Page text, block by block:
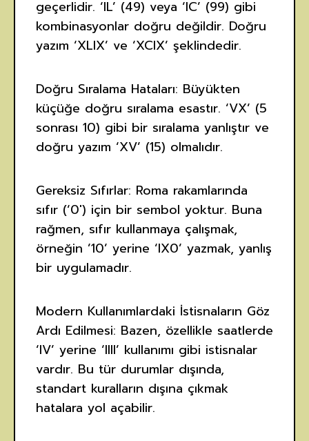
geçerlidir. ‘IL’ (49) veya ‘IC’ (99) gibi
kombinasyonlar doğru değildir. Doğru
yazım ‘XLIX’ ve ‘XCIX’ şeklindedir.
Doğru Sıralama Hataları: Büyükten
küçüğe doğru sıralama esastır. ‘VX’ (5
sonrası 10) gibi bir sıralama yanlıştır ve
doğru yazım ‘XV’ (15) olmalıdır.
Gereksiz Sıfırlar: Roma rakamlarında
sıfır (‘0′) için bir sembol yoktur. Buna
rağmen, sıfır kullanmaya çalışmak,
örneğin ’10’ yerine ‘IX0’ yazmak, yanlış
bir uygulamadır.
Modern Kullanımlardaki İstisnaların Göz
Ardı Edilmesi: Bazen, özellikle saatlerde
‘IV’ yerine ‘IIII’ kullanımı gibi istisnalar
vardır. Bu tür durumlar dışında,
standart kuralların dışına çıkmak
hatalara yol açabilir.